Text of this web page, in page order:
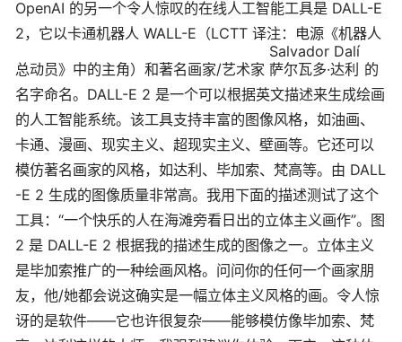
OpenAI 的另一个令人惊叹的在线人工智能工具是 DALL-E
2，它以卡通机器人 WALL-E（LCTT 译注：电源《机器人
总动员》中的主角）和著名画家/艺术家 萨尔瓦多·达利
Salvador Dalí
的
名字命名。DALL-E 2 是一个可以根据英文描述来生成绘画
的人工智能系统。该工具支持丰富的图像风格，如油画、
卡通、漫画、现实主义、超现实主义、壁画等。它还可以
模仿著名画家的风格，如达利、毕加索、梵高等。由 DALL
-E 2 生成的图像质量非常高。我用下面的描述测试了这个
工具：“一个快乐的人在海滩旁看日出的立体主义画作”。图
2 是 DALL-E 2 根据我的描述生成的图像之一。立体主义
是毕加索推广的一种绘画风格。问问你的任何一个画家朋
友，他/她都会说这确实是一幅立体主义风格的画。令人惊
讶的是软件——它也许很复杂——能够模仿像毕加索、梵